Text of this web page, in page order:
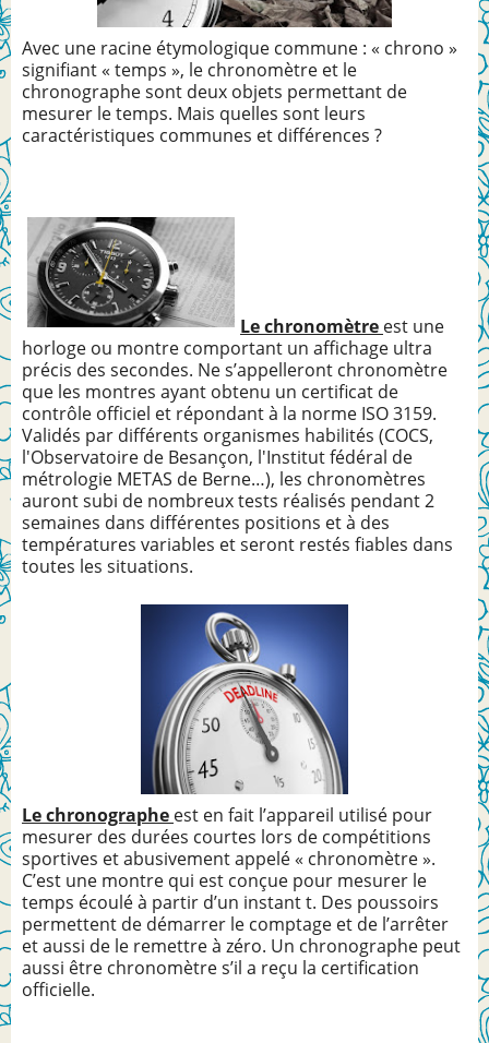
Avec une racine étymologique commune : « chrono »
signifiant « temps », le chronomètre et le
chronographe sont deux objets permettant de
mesurer le temps. Mais quelles sont leurs
caractéristiques communes et différences ?
Le chronomètre est une
horloge ou montre comportant un affichage ultra
précis des secondes. Ne s’appelleront chronomètre
que les montres ayant obtenu un certificat de
contrôle officiel et répondant à la norme ISO 3159.
Validés par différents organismes habilités (COCS,
l'Observatoire de Besançon, l'Institut fédéral de
métrologie METAS de Berne…), les chronomètres
auront subi de nombreux tests réalisés pendant 2
semaines dans différentes positions et à des
températures variables et seront restés fiables dans
toutes les situations.
Le chronographe est en fait l’appareil utilisé pour
mesurer des durées courtes lors de compétitions
sportives et abusivement appelé « chronomètre ».
C’est une montre qui est conçue pour mesurer le
temps écoulé à partir d’un instant t. Des poussoirs
permettent de démarrer le comptage et de l’arrêter
et aussi de le remettre à zéro. Un chronographe peut
aussi être chronomètre s’il a reçu la certification
officielle.